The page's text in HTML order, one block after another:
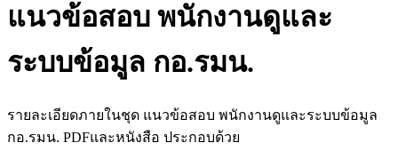
แนวข้อสอบ พนักงานดูและ
ระบบข้อมูล กอ.รมน.
รายละเอียดภายในชุด แนวข้อสอบ พนักงานดูและระบบข้อมูล
กอ.รมน. PDFและหนังสือ ประกอบด้วย